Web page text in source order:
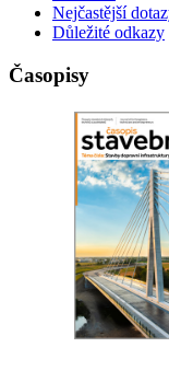
Nejčastější
Důležité odkazy
Časopisy